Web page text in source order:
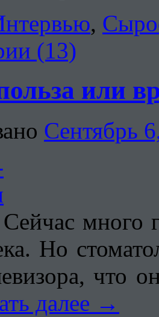
,
(13)
или
Сентябрь
Сейчас много
Но
что
далее →